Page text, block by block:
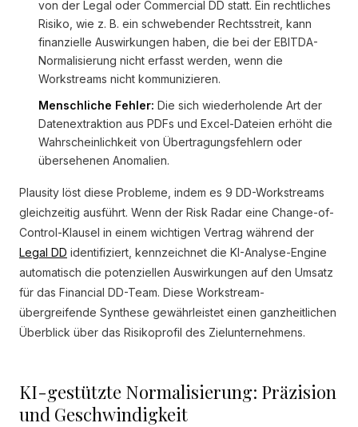
von der Legal oder Commercial DD statt. Ein rechtliches
Risiko, wie z. B. ein schwebender Rechtsstreit, kann
finanzielle Auswirkungen haben, die bei der EBITDA-
Normalisierung nicht erfasst werden, wenn die
Workstreams nicht kommunizieren.
Menschliche Fehler: Die sich wiederholende Art der
Datenextraktion aus PDFs und Excel-Dateien erhöht die
Wahrscheinlichkeit von Übertragungsfehlern oder
übersehenen Anomalien.
Plausity löst diese Probleme, indem es 9 DD-Workstreams
gleichzeitig ausführt. Wenn der Risk Radar eine Change-of-
Control-Klausel in einem wichtigen Vertrag während der
Legal DD identifiziert, kennzeichnet die KI-Analyse-Engine
automatisch die potenziellen Auswirkungen auf den Umsatz
für das Financial DD-Team. Diese Workstream-
übergreifende Synthese gewährleistet einen ganzheitlichen
Überblick über das Risikoprofil des Zielunternehmens.
KI-gestützte Normalisierung: Präzision
und Geschwindigkeit